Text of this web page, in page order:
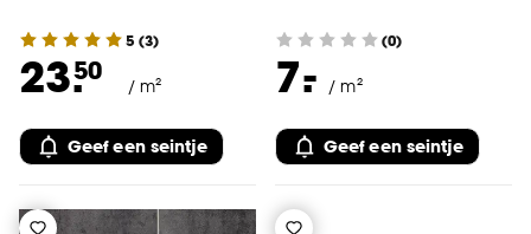
5 (3)
23.50
/ m²
Geef een seintje
(0)
7.
- / m²
Geef een seintje